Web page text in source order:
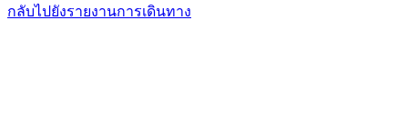
กลับไปยังรายงานการเดินทาง